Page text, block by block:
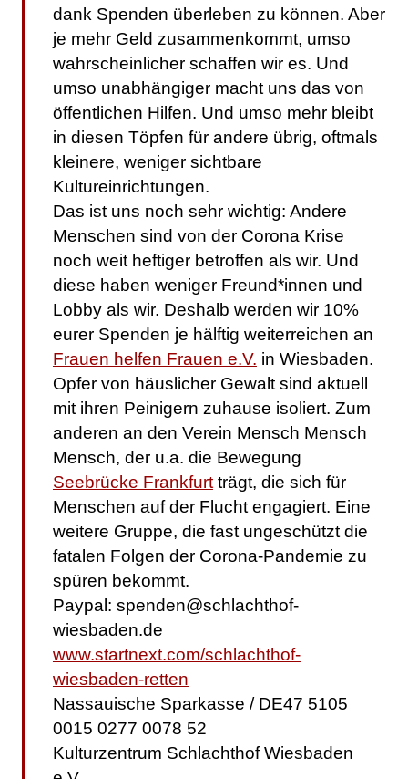
dank Spenden überleben zu können. Aber
je mehr Geld zusammenkommt, umso
wahrscheinlicher schaffen wir es. Und
umso unabhängiger macht uns das von
öffentlichen Hilfen. Und umso mehr bleibt
in diesen Töpfen für andere übrig, oftmals
kleinere, weniger sichtbare
Kultureinrichtungen.
Das ist uns noch sehr wichtig: Andere
Menschen sind von der Corona Krise
noch weit heftiger betroffen als wir. Und
diese haben weniger Freund*innen und
Lobby als wir. Deshalb werden wir 10%
eurer Spenden je hälftig weiterreichen an
Frauen helfen Frauen e.V. in Wiesbaden.
Opfer von häuslicher Gewalt sind aktuell
mit ihren Peinigern zuhause isoliert. Zum
anderen an den Verein Mensch Mensch
Mensch, der u.a. die Bewegung
Seebrücke Frankfurtträgt, die sich für
Menschen auf der Flucht engagiert. Eine
weitere Gruppe, die fast ungeschützt die
fatalen Folgen der Corona-Pandemie zu
spüren bekommt.
Paypal: spenden@schlachthof-
wiesbaden.de
www.startnext.com/schlachthof-
wiesbaden-retten
Nassauische Sparkasse / DE47 5105
0015 0277 0078 52
Kulturzentrum Schlachthof Wiesbaden